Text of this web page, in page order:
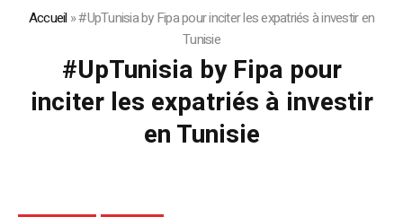
Accueil »#UpTunisia by Fipa pour inciter les expatriés à investir en
Tunisie
#UpTunisia by Fipa pour
inciter les expatriés à investir
en Tunisie